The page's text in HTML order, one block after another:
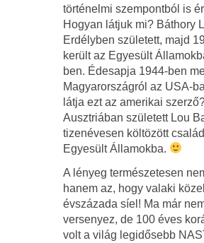
történelmi szempontból is
Hogyan látjuk mi? Báthory
Erdélyben született, majd
került az Egyesült
ben. Édesapja 1944-ben
Magyarországról az USA-
látja ezt az amerikai
Ausztriában született Lou
tizenévesen költözött
Egyesült Államokba.
A lényeg természetesen
hanem az, hogy valaki
évszázada síel! Ma már
versenyez, de 100 éves
volt a világ legidősebb